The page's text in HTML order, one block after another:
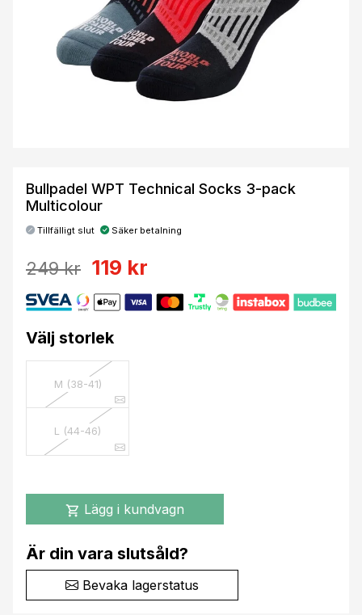
Bullpadel WPT Technical Socks 3-pack
Multicolour
Tillfälligt slut Säker betalning
249 kr 119 kr
Välj storlek
M (38-41)
L (44-46)
shopping_cart Lägg i kundvagn
Är din vara slutsåld?
Bevaka lagerstatus